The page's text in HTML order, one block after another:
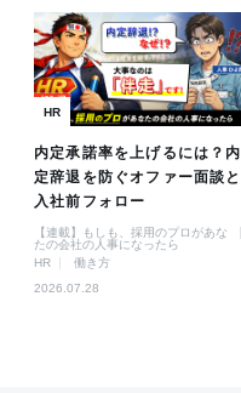
HR
内定承諾率を上げるには？内
定辞退を防ぐオファー面談と
入社前フォロー
【連載】もしも、採用のプロがあな
たの会社の人事になったら
HR
働き方
2026.07.28